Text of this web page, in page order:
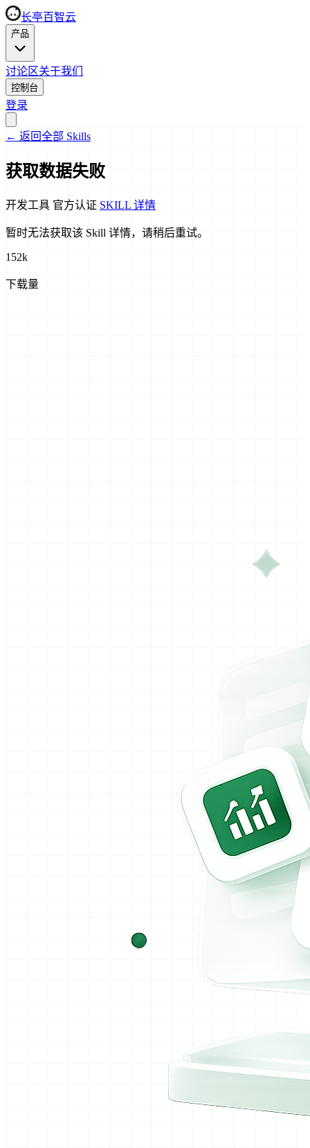
长亭百智云
产品
讨论区关于我们
控制台
登录
← 返回全部 Skills
获取数据失败
开发工具 官方认证 SKILL 详情
暂时无法获取该 Skill 详情，请稍后重试。
152k
下载量